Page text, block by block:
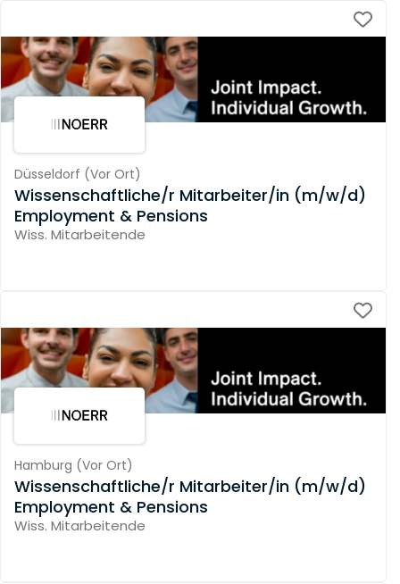
Düsseldorf (Vor Ort)
Wissenschaftliche/r Mitarbeiter/in (m/w/d)
Employment & Pensions
Wiss. Mitarbeitende
Hamburg (Vor Ort)
Wissenschaftliche/r Mitarbeiter/in (m/w/d)
Employment & Pensions
Wiss. Mitarbeitende